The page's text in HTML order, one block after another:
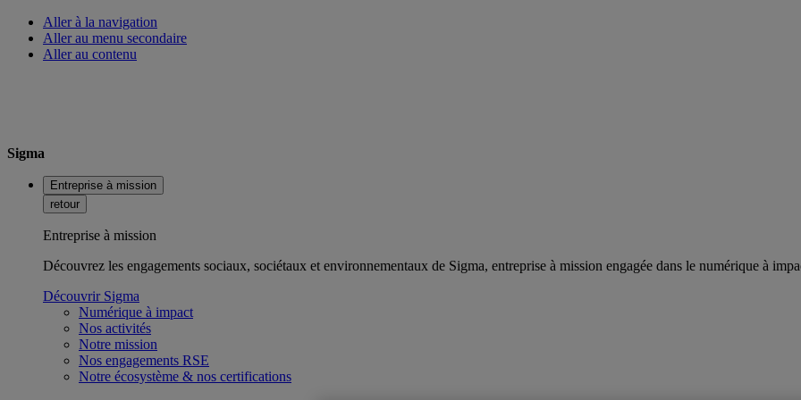
Aller à la navigation
Aller au menu secondaire
Aller au contenu
Sigma
Entreprise à mission
retour
Entreprise à mission
Découvrez les engagements sociaux, sociétaux et environnementaux de Sigma, entreprise à mission engagée dans le numérique à
Découvrir Sigma
Numérique à impact
Nos activités
Notre mission
Nos engagements RSE
Notre écosystème & nos certifications